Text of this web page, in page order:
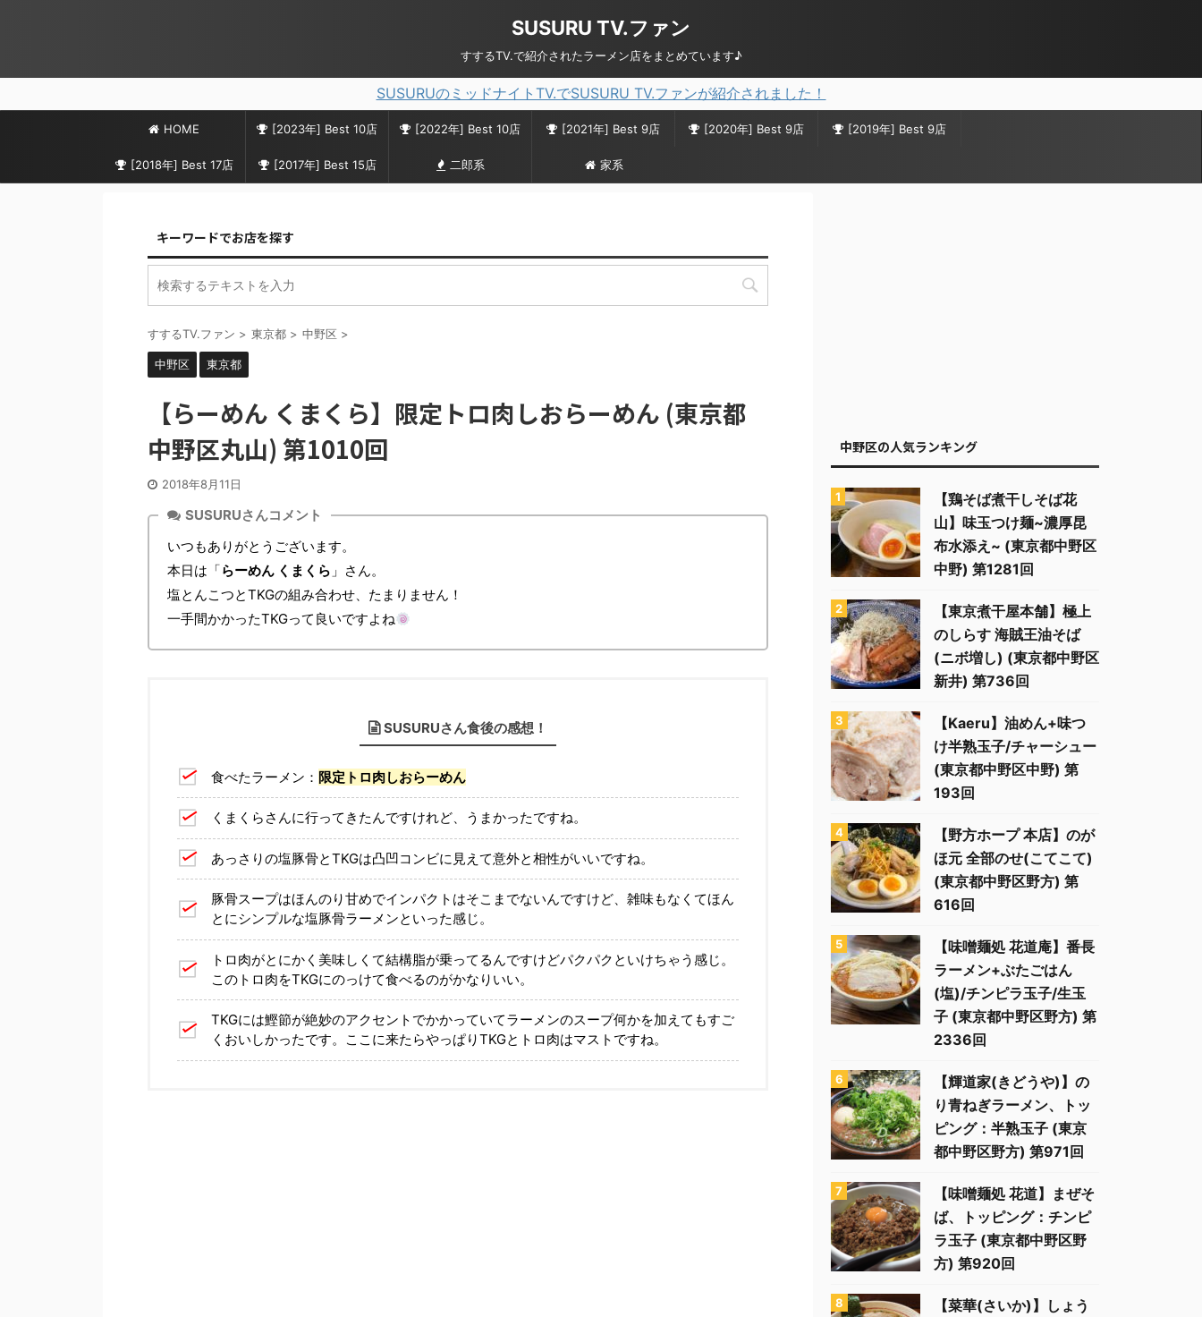
SUSURU TV.ファン
すするTV.で紹介されたラーメン店をまとめています♪
SUSURUのミッドナイトTV.でSUSURU TV.ファンが紹介されました！
HOME [2023年] Best 10店 [2022年] Best 10店 [2021年] Best 9店 [2020年] Best 9店 [2019年] Best 9店
[2018年] Best 17店 [2017年] Best 15店 二郎系 家系
キーワードでお店を探す
すするTV.ファン > 東京都 > 中野区 >
中野区 東京都
【らーめん くまくら】限定トロ肉しおらーめん (東京都
中野区丸山) 第1010回
2018年8月11日
SUSURUさんコメント
いつもありがとうございます。
本日は「らーめん くまくら 」さん。
塩とんこつとTKGの組み合わせ、たまりません！
一手間かかったTKGって良いですよね
SUSURUさん食後の感想！
食べたラーメン： 限定トロ肉しおらーめん
くまくらさんに行ってきたんですけれど、うまかったですね。
あっさりの塩豚骨とTKGは凸凹コンビに見えて意外と相性がいいですね。
豚骨スープはほんのり甘めでインパクトはそこまでないんですけど、雑味もなくてほん
とにシンプルな塩豚骨ラーメンといった感じ。
トロ肉がとにかく美味しくて結構脂が乗ってるんですけどパクパクといけちゃう感じ。
このトロ肉をTKGにのっけて食べるのがかなりいい。
TKGには鰹節が絶妙のアクセントでかかっていてラーメンのスープ何かを加えてもすご
くおいしかったです。ここに来たらやっぱりTKGとトロ肉はマストですね。
中野区の人気ランキング
【鶏そば煮干しそば花
山】味玉つけ麺~濃厚昆
布水添え~ (東京都中野区
中野) 第1281回
【東京煮干屋本舗】極上
のしらす 海賊王油そば
(ニボ増し) (東京都中野区
新井) 第736回
【Kaeru】油めん+味つ
け半熟玉子/チャーシュー
(東京都中野区中野) 第
193回
【野方ホープ 本店】のが
ほ元 全部のせ(こてこて)
(東京都中野区野方) 第
616回
【味噌麺処 花道庵】番長
ラーメン+ぶたごはん
(塩)/チンピラ玉子/生玉
子 (東京都中野区野方) 第
2336回
【輝道家(きどうや)】の
り青ねぎラーメン、トッ
ピング：半熟玉子 (東京
都中野区野方) 第971回
【味噌麺処 花道】まぜそ
ば、トッピング：チンピ
ラ玉子 (東京都中野区野
方) 第920回
【菜華(さいか)】しょう